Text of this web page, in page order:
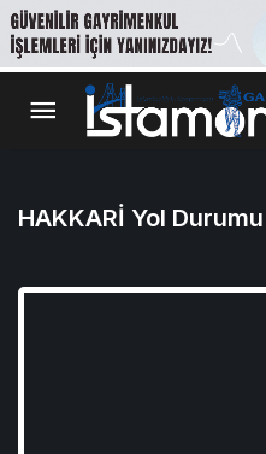
HAKKARİ Yol Durumu